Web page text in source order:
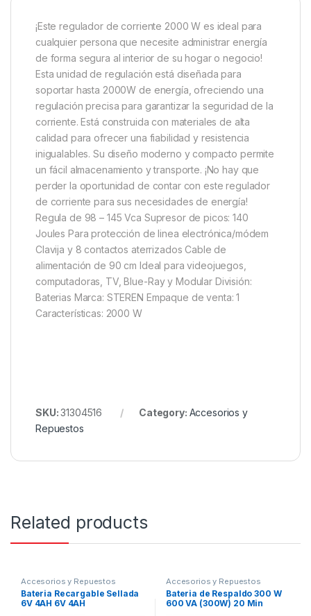
¡Este regulador de corriente 2000 W es ideal para
cualquier persona que necesite administrar energía
de forma segura al interior de su hogar o negocio!
Esta unidad de regulación está diseñada para
soportar hasta 2000W de energía, ofreciendo una
regulación precisa para garantizar la seguridad de la
corriente. Está construida con materiales de alta
calidad para ofrecer una fiabilidad y resistencia
inigualables. Su diseño moderno y compacto permite
un fácil almacenamiento y transporte. ¡No hay que
perder la oportunidad de contar con este regulador
de corriente para sus necesidades de energía!
Regula de 98 – 145 Vca Supresor de picos: 140
Joules Para protección de linea electrónica/módem
Clavija y 8 contactos aterrizados Cable de
alimentación de 90 cm Ideal para videojuegos,
computadoras, TV, Blue-Ray y Modular División:
Baterias Marca: STEREN Empaque de venta: 1
Características: 2000 W
SKU:31304516 Category: Accesorios y
Repuestos
Related products
Accesorios y Repuestos
Bateria Recargable Sellada
6V 4AH 6V 4AH
Accesorios y Repuestos
Bateria de Respaldo 300 W
600 VA (300W) 20 Min